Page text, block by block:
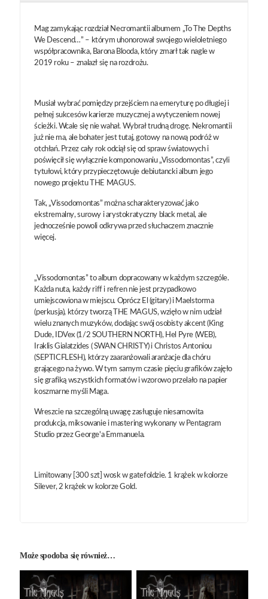
Mag zamykając rozdział Necromantii albumem „To The Depths
We Descend…” – którym uhonorował swojego wieloletniego
współpracownika, Barona Blooda, który zmarł tak nagle w
2019 roku – znalazł się na rozdrożu.
Musiał wybrać pomiędzy przejściem na emeryturę po długiej i
pełnej sukcesów karierze muzycznej a wytyczeniem nowej
ścieżki. Wcale się nie wahał. Wybrał trudną drogę. Nekromantii
już nie ma, ale bohater jest tutaj, gotowy na nową podróż w
otchłań. Przez cały rok odciął się od spraw światowych i
poświęcił się wyłącznie komponowaniu „Vissodomontas”, czyli
tytułowi, który przypieczętowuje debiutancki album jego
nowego projektu THE MAGUS.
Tak, „Vissodomontas” można scharakteryzować jako
ekstremalny, surowy i arystokratyczny black metal, ale
jednocześnie powoli odkrywa przed słuchaczem znacznie
więcej.
„Vissodomontas” to album dopracowany w każdym szczególe.
Każda nuta, każdy riff i refren nie jest przypadkowo
umiejscowiona w miejscu. Oprócz El (gitary) i Maelstorma
(perkusja), którzy tworzą THE MAGUS, wzięło w nim udział
wielu znanych muzyków, dodając swój osobisty akcent (King
Dude, IDVex (1/2 SOUTHERN NORTH), Hel Pyre (WEB),
Iraklis Gialatzides ( SWAN CHRISTY) i Christos Antoniou
(SEPTICFLESH), którzy zaaranżowali aranżacje dla chóru
grającego na żywo. W tym samym czasie pięciu grafików zajęło
się grafiką wszystkich formatów i wzorowo przelało na papier
koszmarne myśli Maga.
Wreszcie na szczególną uwagę zasługuje niesamowita
produkcja, miksowanie i mastering wykonany w Pentagram
Studio przez George'a Emmanuela.
Limitowany [300 szt] wosk w gatefoldzie. 1 krążek w kolorze
Silever, 2 krążek w kolorze Gold.
Może spodoba się również…